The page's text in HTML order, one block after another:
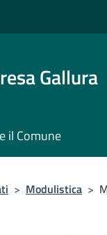
Gallura
il Comune
> Modulistica >